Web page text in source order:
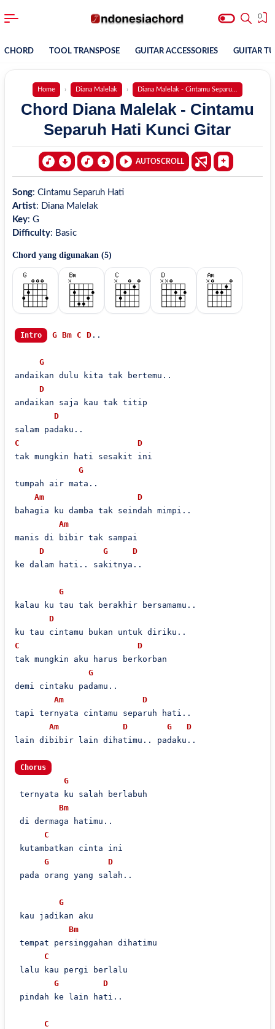
0
CHORD TOOL TRANSPOSE GUITAR ACCESSORIES GUITAR
Home Diana Malelak Diana Malelak - Cintamu Separuh Hati
Chord Diana Malelak - Cintamu
Separuh Hati Kunci Gitar
AUTOSCROLL
Song: Cintamu Separuh Hati
Artist: Diana Malelak
Key: G
Difficulty: Basic
Chord yang digunakan (5)
Intro G Bm C D..
G
andaikan dulu kita tak bertemu..
D
andaikan saja kau tak titip
D
C
D
tak mungkin hati sesakit ini
G
tumpah air mata..
Am
D
bahagia ku damba tak seindah mimpi..
Am
manis di bibir tak sampai
D
G
D
ke dalam hati.. sakitnya..
G
kalau ku tau tak berakhir bersamamu..
D
C
D
tak mungkin aku harus berkorban
G
demi cintaku padamu..
Am
D
tapi ternyata cintamu separuh hati..
Am
D G
D
lain dibibir lain dihatimu.. padaku..
Chorus
G
ternyata ku salah berlabuh
Bm
di dermaga hatimu..
C
kutambatkan cinta ini
G
D
pada orang yang salah..
G
kau jadikan aku
Bm
tempat persinggahan dihatimu
C
lalu kau pergi berlalu
G
D
pindah ke lain hati..
C